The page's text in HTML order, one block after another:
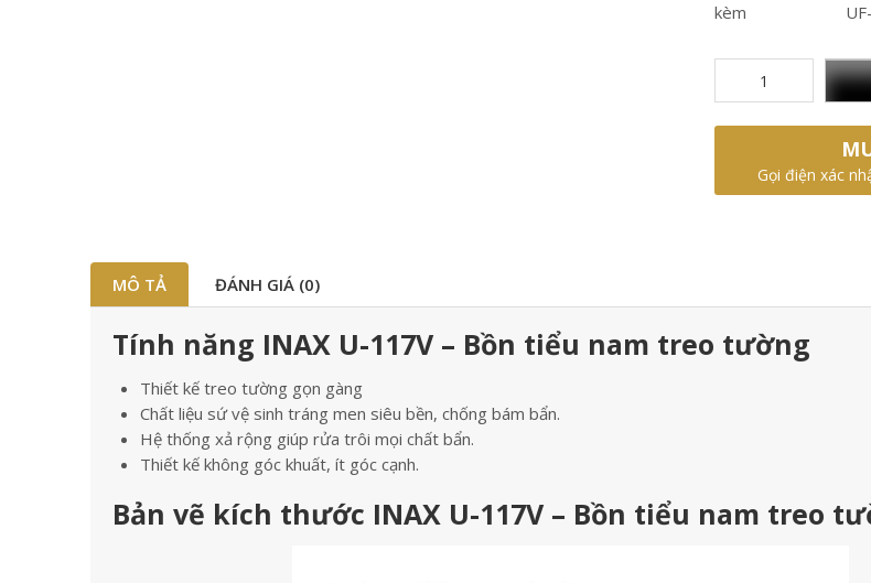
kèm
Gọi điện xác
MÔ TẢ ĐÁNH GIÁ (0)
Tính năng INAX U-117V – Bồn tiểu nam treo tường
Thiết kế treo tường gọn gàng
Chất liệu sứ vệ sinh tráng men siêu bền, chống bám bẩn.
Hệ thống xả rộng giúp rửa trôi mọi chất bẩn.
Thiết kế không góc khuất, ít góc cạnh.
Bản vẽ kích thước INAX U-117V – Bồn tiểu nam treo